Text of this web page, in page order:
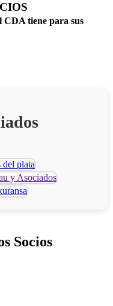
CDA tiene para sus
Socios